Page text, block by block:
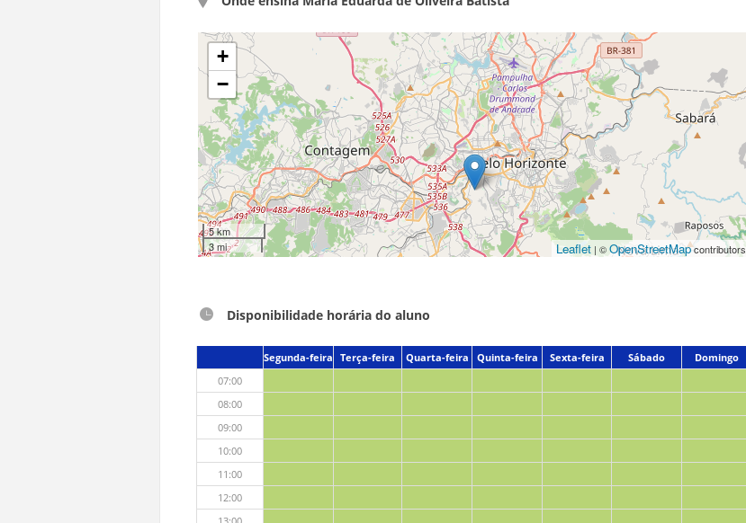
+
−
5 km
3 mi
Leaflet | ©OpenStreetMapcontributors
Disponibilidade horária do aluno
Segunda-feira Terça-feira Quarta-feira Quinta-feira Sexta-feira Sábado
Domingo
07:00
08:00
09:00
10:00
11:00
12:00